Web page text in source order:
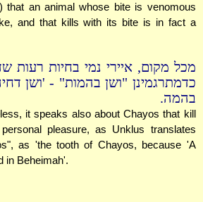
that an animal whose bite is venomous
and that kills with its bite is in fact a
מכל מקום, איירי נמי בחיות רעות
כדמתרגמינן "ושן בהמות" - 'ושן
בהמה.
it speaks also about Chayos that kill
pleasure, as Unklus translates
as 'the tooth of Chayos, because 'A
in Beheimah'.